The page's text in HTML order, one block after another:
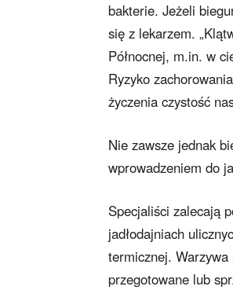
bakterie. Jeżeli
się z lekarzem.
Północnej, m.in. w
Ryzyko
życzenia czystość
Nie zawsze jednak
wprowadzeniem do
Specjaliści zalecają
jadłodajniach
termicznej.
przegotowane lub